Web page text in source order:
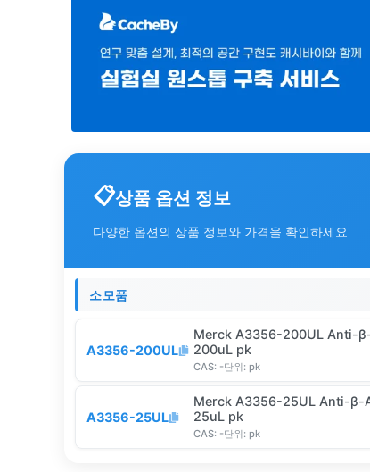
상품 옵션 정보
다양한 옵션의 상품 정보와 가격을 확인하세요
소모품
A3356-200UL
Merck A3356-200UL Anti-
200uL pk
CAS: -단위: pk
A3356-25UL
Merck A3356-25UL Anti-
25uL pk
CAS: -단위: pk